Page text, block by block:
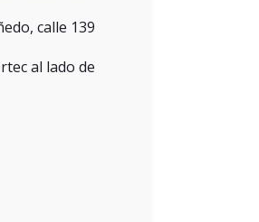
calle 139
al lado de